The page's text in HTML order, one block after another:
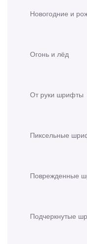
Новогодние и
Огонь и лёд
От руки шрифты
Пиксельные
Поврежденные
Подчеркнутые